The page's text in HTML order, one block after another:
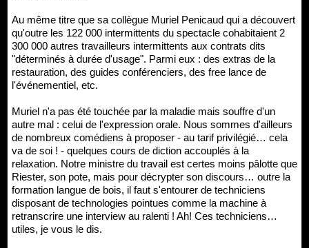
Au même titre que sa collègue Muriel Penicaud qui a découvert
qu'outre les 122 000 intermittents du spectacle cohabitaient 2
300 000 autres travailleurs intermittents aux contrats dits
"déterminés à durée d'usage". Parmi eux : des extras de la
restauration, des guides conférenciers, des free lance de
l'événementiel, etc.
Muriel n'a pas été touchée par la maladie mais souffre d'un
autre mal : celui de l'expression orale. Nous sommes d'ailleurs
de nombreux comédiens à proposer - au tarif privilégié… cela
va de soi ! - quelques cours de diction accouplés à la
relaxation. Notre ministre du travail est certes moins pâlotte que
Riester, son pote, mais pour décrypter son discours… outre la
formation langue de bois, il faut s'entourer de techniciens
disposant de technologies pointues comme la machine à
retranscrire une interview au ralenti ! Ah! Ces techniciens…
utiles, je vous le dis.